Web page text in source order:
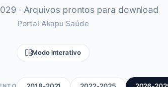
· Arquivos prontos para download
Portal Akapu Saúde
Modo interativo